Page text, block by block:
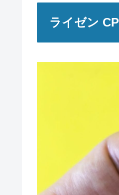
ライゼン